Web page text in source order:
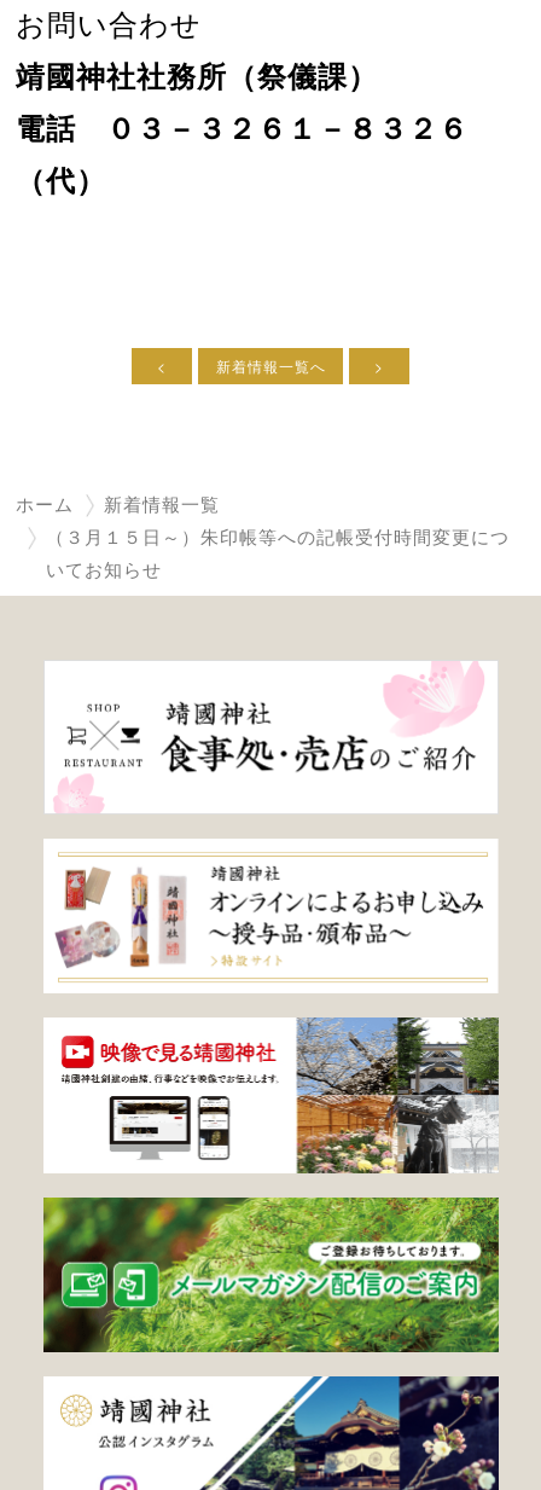
お問い合わせ
靖國神社社務所（祭儀課）
電話 ０３－３２６１－８３２６
（代）
< 新着情報一覧へ >
ホーム
新着情報一覧
（３月１５日～）朱印帳等への記帳受付時間変更につ
いてお知らせ